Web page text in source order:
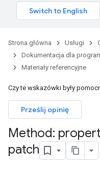
Strona główna Usługi
Dokumentacja dla
Materiały referencyjne
Czy te wskazówki były
Prześlij opinię
Method:
patch